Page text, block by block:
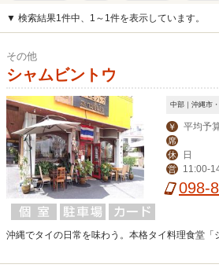
キッズルーム
安い デート
▼ 検索結果1件中、1～1件を表示しています。
その他
シャムビントウ
中部｜沖縄市
￥ 平均予
席
休
日
営 11:00-
098-
沖縄でタイの日常を味わう。本格タイ料理食堂「